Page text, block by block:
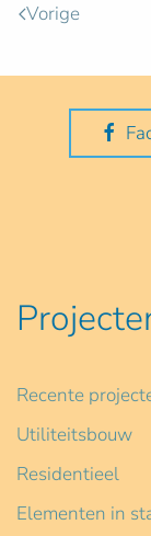
Vorige
Recente
Utiliteitsbouw
Residentieel
Elementen in